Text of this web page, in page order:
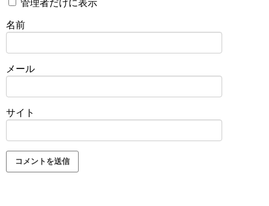
管理者だけに表示
名前
メール
サイト